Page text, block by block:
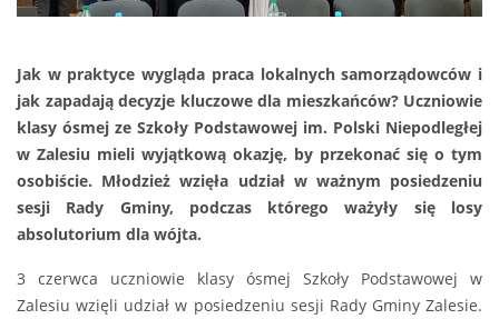
Jak w praktyce wygląda praca lokalnych samorządowców i
jak zapadają decyzje kluczowe dla mieszkańców? Uczniowie
klasy ósmej ze Szkoły Podstawowej im. Polski Niepodległej
w Zalesiu mieli wyjątkową okazję, by przekonać się o tym
osobiście. Młodzież wzięła udział w ważnym posiedzeniu
sesji Rady Gminy, podczas którego ważyły się losy
absolutorium dla wójta.
3 czerwca uczniowie klasy ósmej Szkoły Podstawowej w
Zalesiu wzięli udział w posiedzeniu sesji Rady Gminy Zalesie.